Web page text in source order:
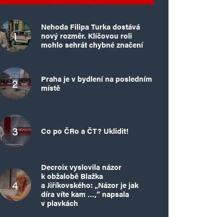
Nehoda Filipa Turka dostává
nový rozměr. Klíčovou roli
mohlo sehrát chybné značení
Praha je v bydlení na posledním
místě
Co po ČRo a ČT? Uklidit!
Decroix vyslovila názor
k obžalobě Blažka
a Jiříkovského: „Názor je jak
díra víte kam …,“ napsala
v plavkách